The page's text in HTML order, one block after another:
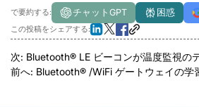
で要約する: チャットGPT 困惑
この投稿をシェアする:
次: Bluetooth® LE ビーコンが温度監視の
前へ: Bluetooth® /WiFi ゲートウェイの学